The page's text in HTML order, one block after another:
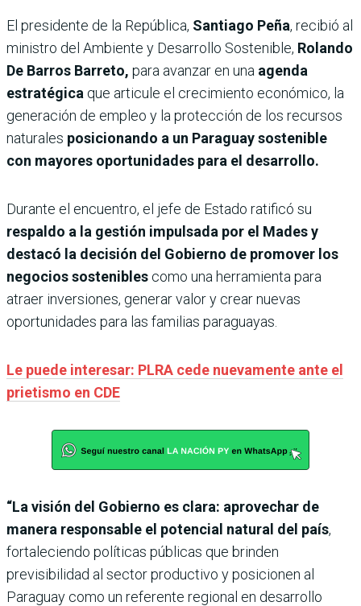
El presidente de la República, Santiago Peña, recibió al
ministro del Ambiente y Desarrollo Sostenible, Rolando
De Barros Barreto, para avanzar en una agenda
estratégica que articule el crecimiento económico, la
generación de empleo y la protección de los recursos
naturales posicionando a un Paraguay sostenible
con mayores oportunidades para el desarrollo.
Durante el encuentro, el jefe de Estado ratificó su
respaldo a la gestión impulsada por el Mades y
destacó la decisión del Gobierno de promover los
negocios sostenibles como una herramienta para
atraer inversiones, generar valor y crear nuevas
oportunidades para las familias paraguayas.
Le puede interesar: PLRA cede nuevamente ante el
prietismo en CDE
“La visión del Gobierno es clara: aprovechar de
manera responsable el potencial natural del país,
fortaleciendo políticas públicas que brinden
previsibilidad al sector productivo y posicionen al
Paraguay como un referente regional en desarrollo